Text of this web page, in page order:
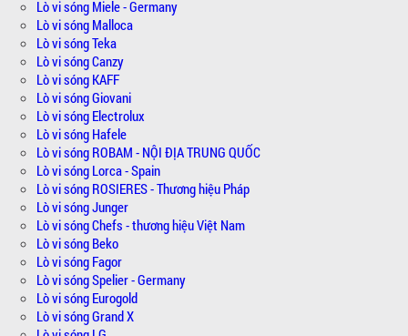
Lò vi sóng Miele - Germany
Lò vi sóng Malloca
Lò vi sóng Teka
Lò vi sóng Canzy
Lò vi sóng KAFF
Lò vi sóng Giovani
Lò vi sóng Electrolux
Lò vi sóng Hafele
Lò vi sóng ROBAM - NỘI ĐỊA TRUNG QUỐC
Lò vi sóng Lorca - Spain
Lò vi sóng ROSIERES - Thương hiệu Pháp
Lò vi sóng Junger
Lò vi sóng Chefs - thương hiệu Việt Nam
Lò vi sóng Beko
Lò vi sóng Fagor
Lò vi sóng Spelier - Germany
Lò vi sóng Eurogold
Lò vi sóng Grand X